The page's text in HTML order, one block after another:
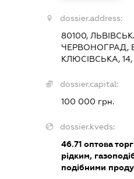
dossier.address:
80100,
ЧЕРВОНОГРАД,
КЛЮСІВСЬКА, 14,
dossier.capital:
100 000 грн.
dossier.kveds:
46.71 оптова
рідким,
подібними